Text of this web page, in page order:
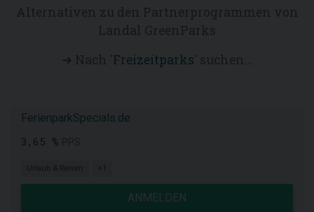
Freizeitparks
FerienparkSpecials.de
3,65 %
Urlaub & Reisen +1
ANMELDEN